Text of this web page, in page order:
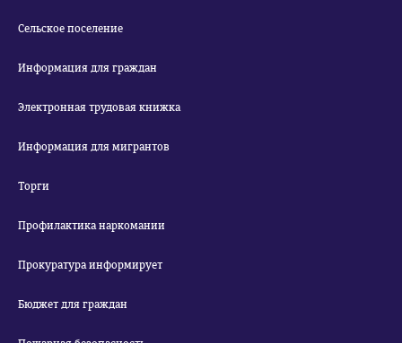
Сельское поселение
Информация для граждан
Электронная трудовая книжка
Информация для мигрантов
Торги
Профилактика наркомании
Прокуратура информирует
Бюджет для граждан